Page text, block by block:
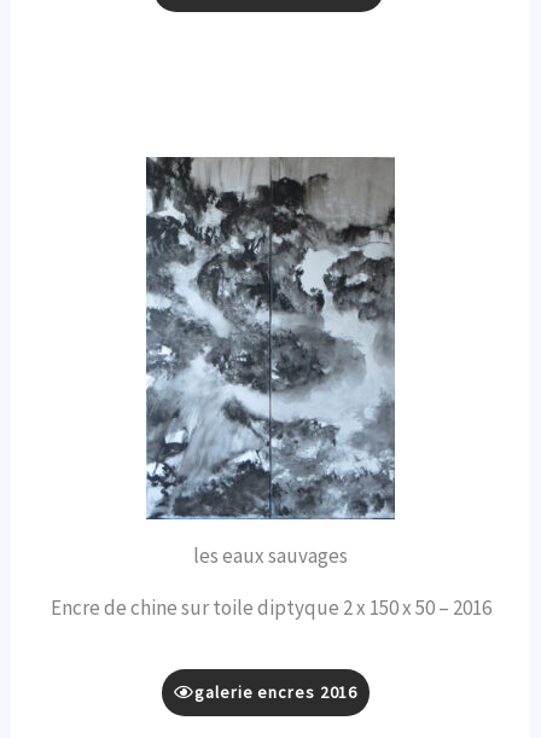
les eaux sauvages
Encre de chine sur toile diptyque 2 x 150 x 50 – 2016
galerie encres 2016